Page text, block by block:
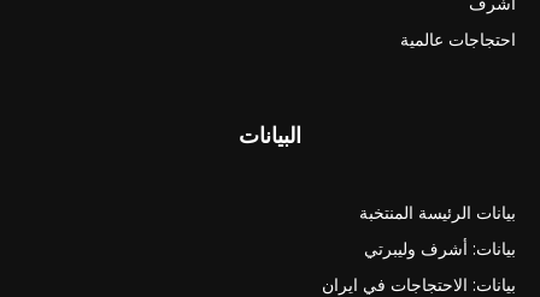
احتجاجات عالمية
البيانات
بيانات الرئيسة المنتخبة
بيانات: أشرف وليبرتي
بيانات: الاحتجاجات في ايران